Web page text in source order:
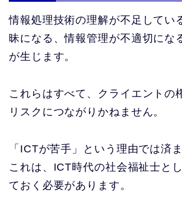
情報処理技術の理解が不足してい
昧になる、情報管理が不適切にな
が生じます。
これらはすべて、クライエントの
リスクにつながりかねません。
「ICTが苦手」という理由では済
これは、ICT時代の社会福祉士と
ておく必要があります。